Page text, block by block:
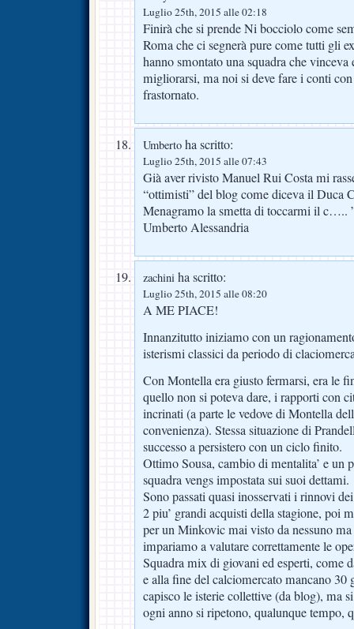
Luglio 25th, 2015 alle 02:18
Finirà che si prende Ni bocciolo come
Roma che ci segnerà pure come tutti gli
hanno smontato una squadra che vinceva
migliorarsi, ma noi si deve fare i conti
frastornato.
Umberto ha scritto:
Luglio 25th, 2015 alle 07:43
Già aver rivisto Manuel Rui Costa mi
“ottimisti” del blog come diceva il Duca
Menagramo la smetta di toccarmi il c…..
Umberto Alessandria
zachini ha scritto:
Luglio 25th, 2015 alle 08:20
A ME PIACE!
Innanzitutto iniziamo con un
isterismi classici da periodo di
Con Montella era giusto fermarsi, era le
quello non si poteva dare, i rapporti con
incrinati (a parte le vedove di Montella
convenienza). Stessa situazione di
successo a persistero con un ciclo finito.
Ottimo Sousa, cambio di mentalita’ e un
squadra vengs impostata sui suoi dettami.
Sono passati quasi inosservati i rinnovi
2 piu’ grandi acquisti della stagione, poi
per un Minkovic mai visto da nessuno
impariamo a valutare correttamente le
Squadra mix di giovani ed esperti, come
e alla fine del calciomercato mancano 30
capisco le isterie collettive (da blog), ma
ogni anno si ripetono, qualunque tempo,